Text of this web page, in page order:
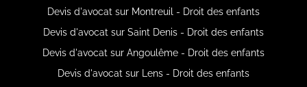
Devis d'avocat sur Montreuil - Droit des enfants
Devis d'avocat sur Saint Denis - Droit des enfants
Devis d'avocat sur Angoulême - Droit des enfants
Devis d'avocat sur Lens - Droit des enfants